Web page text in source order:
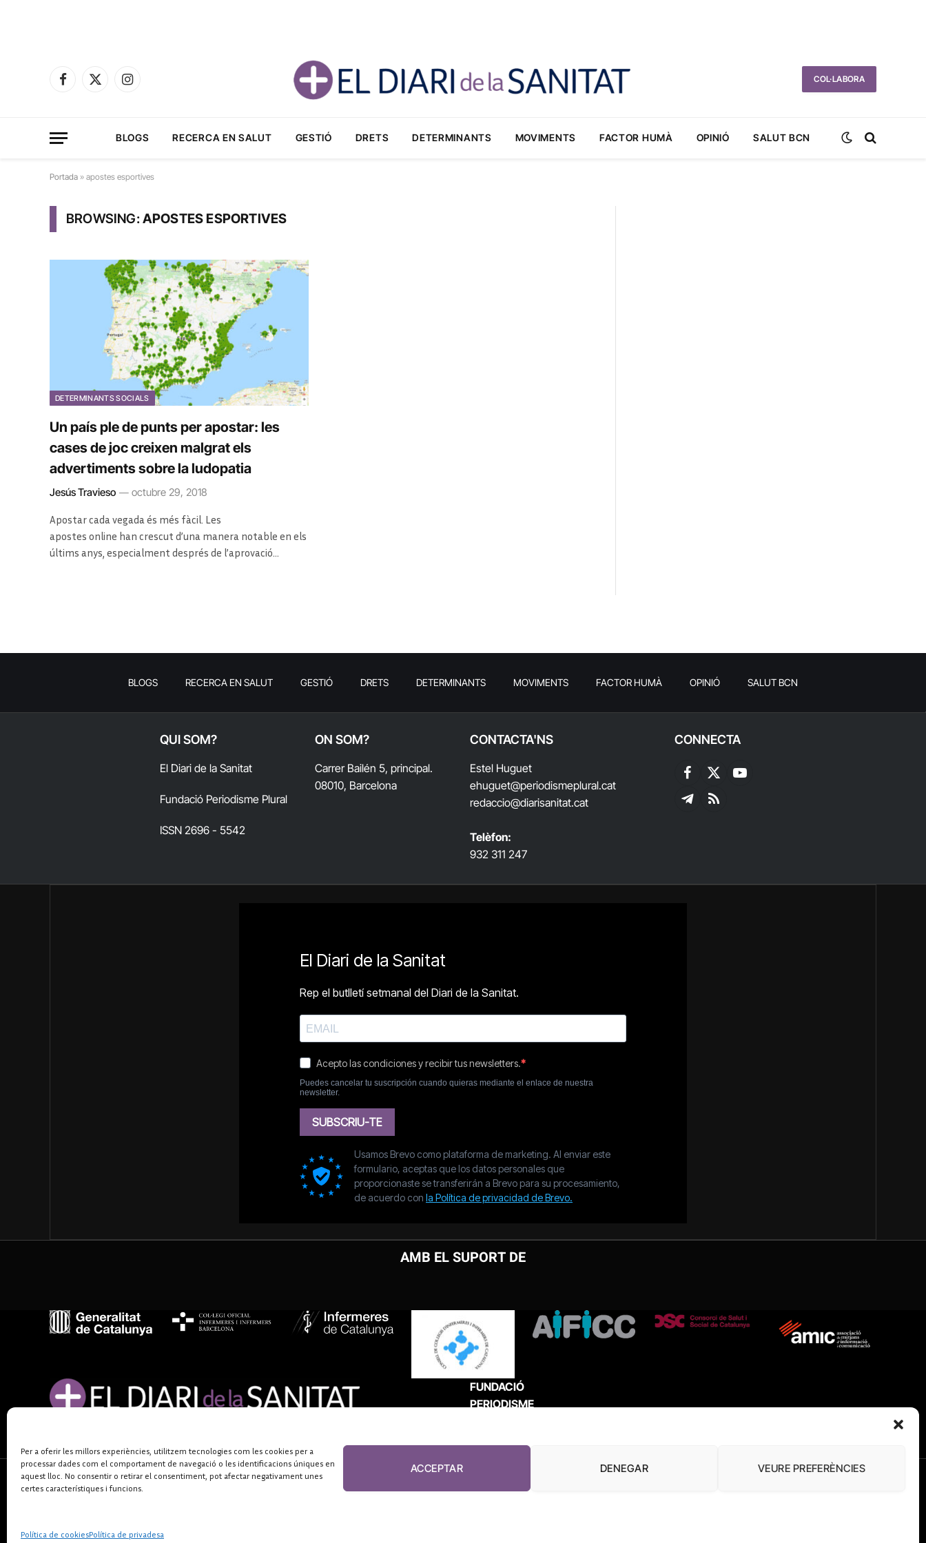
Per a oferir les millors experiències, utilitzem tecnologies com les cookies per a
processar dades com el comportament de navegació o les identificacions úniques en
aquest lloc. No consentir o retirar el consentiment, pot afectar negativament unes
certes característiques i funcions.
ACCEPTAR DENEGAR VEURE PREFERÈNCIES
Política de cookiesPolítica de privadesa
Facebook
X
Instagram
COL·LABORA
BLOGS RECERCA EN SALUT GESTIÓ DRETS DETERMINANTS MOVIMENTS FACTOR HUMÀ OPINIÓ SALUT BCN
Portada » apostes esportives
BROWSING:APOSTES ESPORTIVES
DETERMINANTS SOCIALS
Un país ple de punts per apostar: les
cases de joc creixen malgrat els
advertiments sobre la ludopatia
Jesús Travieso octubre 29, 2018
Apostar cada vegada és més fàcil. Les
apostes online han crescut d’una manera notable en els
últims anys, especialment després de l’aprovació…
BLOGS RECERCA EN SALUT GESTIÓ DRETS DETERMINANTS MOVIMENTS FACTOR HUMÀ OPINIÓ SALUT BCN
QUI SOM?
El Diari de la Sanitat
Fundació Periodisme Plural
ISSN 2696 - 5542
ON SOM?
Carrer Bailén 5, principal.
08010, Barcelona
CONTACTA'NS
Estel Huguet
ehuguet@periodismeplural.cat
redaccio@diarisanitat.cat
Telèfon:
932 311 247
CONNECTA
Facebook
X
(Twitter)
YouTube
TelegramRSS
AMB EL SUPORT DE
FUNDACIÓ
PERIODISME